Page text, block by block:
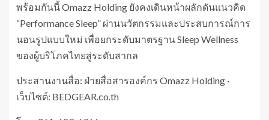
พร้อมกันนี้ Omazz Holding ยังคงเดินหน้าผลักดันแนวคิด
“Performance Sleep” ผ่านนวัตกรรมและประสบการณ์การ
นอนรูปแบบใหม่ เพื่อยกระดับมาตรฐาน Sleep Wellness
ของผู้บริโภคไทยสู่ระดับสากล
ประสานงานสื่อ: ฝ่ายสื่อสารองค์กร Omazz Holding ·
เว็บไซต์: BEDGEAR.co.th